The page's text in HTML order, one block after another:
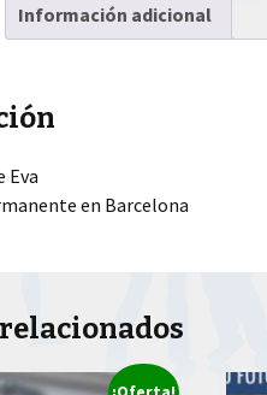
Información adicional
Eva
en Barcelona